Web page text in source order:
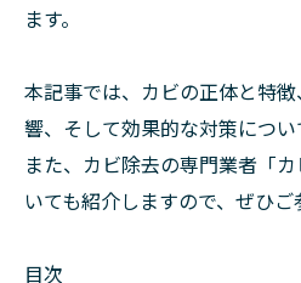
ます。
本記事では、カビの正体と特
響、そして効果的な対策につい
また、カビ除去の専門業者「
いても紹介しますので、ぜひご
目次